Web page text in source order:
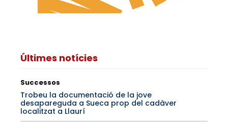
Últimes notícies
Successos
Trobeu la documentació de la jove
desapareguda a Sueca prop del cadàver
localitzat a Llaurí